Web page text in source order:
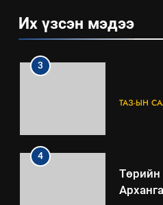
Их үзсэн мэдээ
3
ТАЗ-ЫН